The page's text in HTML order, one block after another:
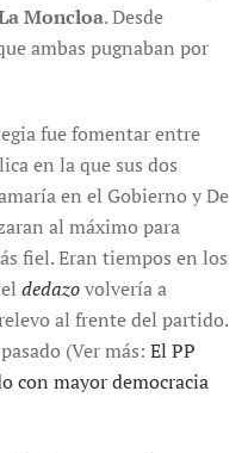
Moncloa. Desde
ambas pugnaban por
fue fomentar entre
en la que sus dos
en el Gobierno y De
al máximo para
fiel. Eran tiempos en los
dedazovolvería a
al frente del partido.
(Ver más: El PP
con mayor democracia